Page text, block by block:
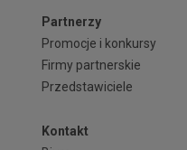
Partnerzy
Promocje i konkursy
Firmy partnerskie
Przedstawiciele
Kontakt